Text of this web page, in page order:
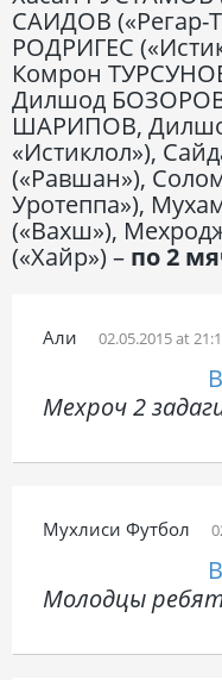
САИДОВ («Регар-
РОДРИГЕС
Комрон
Дилшод БОЗОРОВ
ШАРИПОВ,
«Истиклол»),
(«Равшан»),
Уротеппа»),
(«Вахш»),
(«Хайр») – по 2
Али 02.05.2015 at
Мехроч 2
Мухлиси Футбол
Молодцы